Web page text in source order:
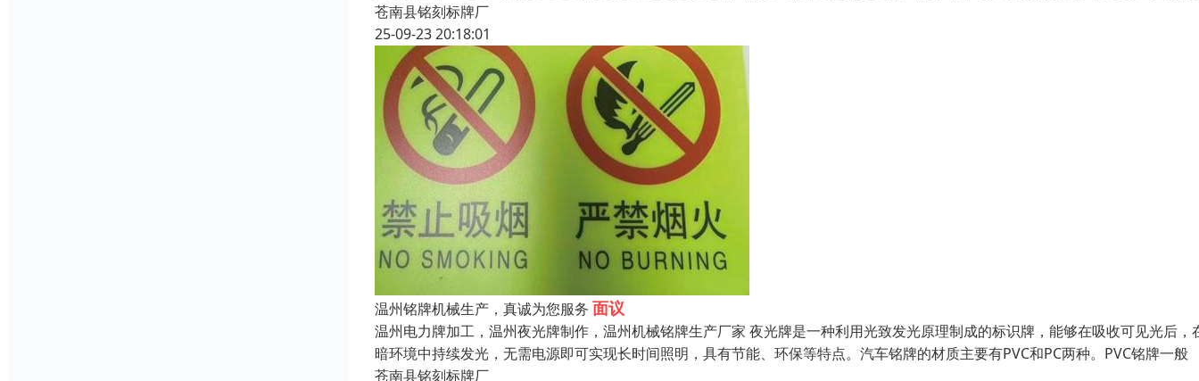
苍南县铭刻标牌厂
25-09-23 20:18:01
温州铭牌机械生产，真诚为您服务 面议
温州电力牌加工，温州夜光牌制作，温州机械铭牌生产厂家 夜光牌是一种利用光致发光原理制成的标识牌，能够在吸收可见光后，
暗环境中持续发光，无需电源即可实现长时间照明，具有节能、环保等特点。汽车铭牌的材质主要有PVC和PC两种。PVC铭牌一般
苍南县铭刻标牌厂